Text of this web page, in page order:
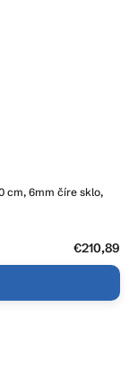
cm, 6mm číre sklo,
€210,89